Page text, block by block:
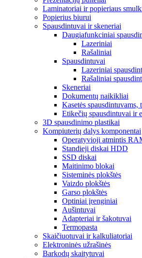
Laminatoriai ir popieriaus
Popierius biurui
Spausdintuvai ir skeneriai
Daugiafunkciniai
Lazeriniai
Rašaliniai
Spausdintuvai
Lazeriniai
Rašaliniai
Skeneriai
Dokumentų naikikliai
Kasetės spausdintuvams,
Etikečių spausdintuvai ir
3D spausdinimo plastikai
Kompiuterių dalys komponentai
Operatyvioji atmintis
Standieji diskai HDD
SSD diskai
Maitinimo blokai
Sisteminės plokštės
Vaizdo plokštės
Garso plokštės
Optiniai įrenginiai
Aušintuvai
Adapteriai ir šakotuvai
Termopasta
Skaičiuotuvai ir kalkuliatoriai
Elektroninės užrašinės
Barkodų skaitytuvai